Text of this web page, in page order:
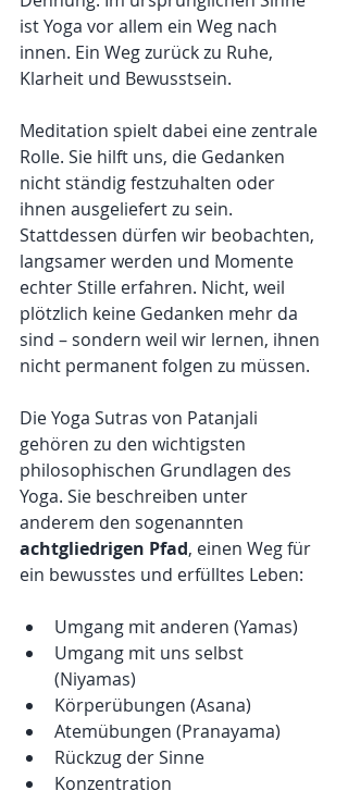
ist Yoga vor allem ein Weg nach
innen. Ein Weg zurück zu Ruhe,
Klarheit und Bewusstsein.
Meditation spielt dabei eine zentrale
Rolle. Sie hilft uns, die Gedanken
nicht ständig festzuhalten oder
ihnen ausgeliefert zu sein.
Stattdessen dürfen wir beobachten,
langsamer werden und Momente
echter Stille erfahren. Nicht, weil
plötzlich keine Gedanken mehr da
sind – sondern weil wir lernen, ihnen
nicht permanent folgen zu müssen.
Die Yoga Sutras von Patanjali
gehören zu den wichtigsten
philosophischen Grundlagen des
Yoga. Sie beschreiben unter
anderem den sogenannten
achtgliedrigen Pfad, einen Weg für
ein bewusstes und erfülltes Leben:
Umgang mit anderen (Yamas)
Umgang mit uns selbst
(Niyamas)
Körperübungen (Asana)
Atemübungen (Pranayama)
Rückzug der Sinne
Konzentration